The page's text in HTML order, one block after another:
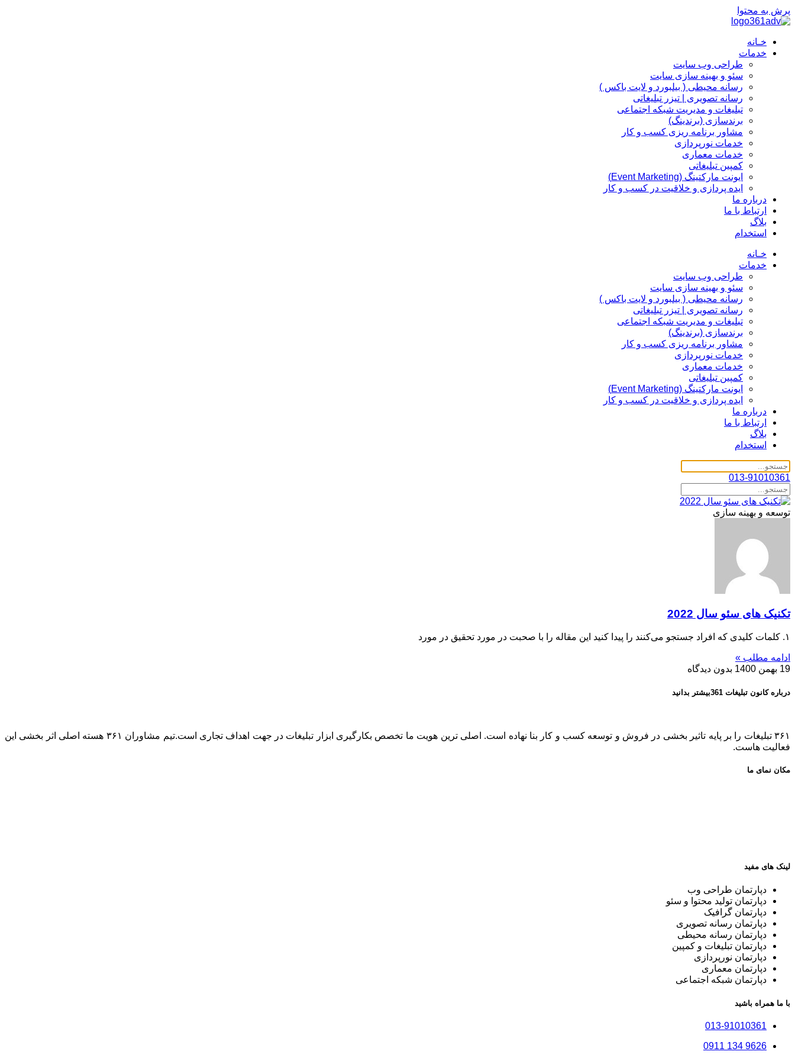
پرش به محتوا
خـانه
خدمات
طراحی وب سایت
سئو و بهینه سازی سایت
رسانه محیطی ( بیلبورد و لایت باکس )
رسانه تصویری | تیزر تبلیغاتی
تبلیغات و مدیریت شبکه اجتماعی
برندسازی (برندینگ)‌
مشاور برنامه ریزی کسب و کار
خدمات نورپردازی
خدمات معماری
کمپین تبلیغاتی
ایونت مارکتینگ (Event Marketing)
ایده پردازی و خلاقیت در کسب و کار
درباره ما
ارتباط با ما
بلاگ
استخدام
خـانه
خدمات
طراحی وب سایت
سئو و بهینه سازی سایت
رسانه محیطی ( بیلبورد و لایت باکس )
رسانه تصویری | تیزر تبلیغاتی
تبلیغات و مدیریت شبکه اجتماعی
برندسازی (برندینگ)‌
مشاور برنامه ریزی کسب و کار
خدمات نورپردازی
خدمات معماری
کمپین تبلیغاتی
ایونت مارکتینگ (Event Marketing)
ایده پردازی و خلاقیت در کسب و کار
درباره ما
ارتباط با ما
بلاگ
استخدام
013-91010361
توسعه و بهینه سازی
تکنیک های سئو سال 2022
۱. کلمات کلیدی که افراد جستجو می‌کنند را پیدا کنید این مقاله را با صحبت در مورد تحقیق در مورد
ادامه مطلب »
19 بهمن 1400
بدون دیدگاه
درباره کانون تبلیغات 361بیشتر بدانید
۳۶۱ تبلیغات را بر پایه تاثیر بخشی در فروش و توسعه کسب و کار بنا نهاده است. اصلی ترین هویت ما تخصص بکارگیری ابزار تبلیغات در جهت اهداف تجاری است.تیم مشاوران ۳۶۱ هسته اصلی اثر بخشی این
فعالیت هاست.
مکان نمای ما
لینک های مفید
دپارتمان طراحی وب
دپارتمان تولید محتوا و سئو
دپارتمان گرافیک
دپارتمان رسانه تصویری
دپارتمان رسانه محیطی
دپارتمان تبلیغات و کمپین
دپارتمان نورپردازی
دپارتمان معماری
دپارتمان شبکه اجتماعی
با ما همراه باشید
013-91010361
9626 134 0911